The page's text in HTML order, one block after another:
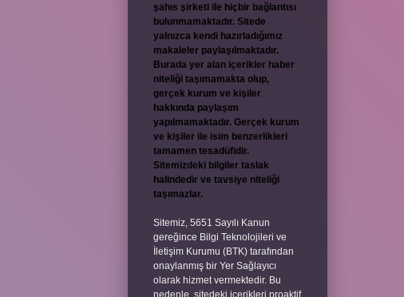
şahıs şirketi ile hiçbir bağlantısı
bulunmamaktadır. Sitede
yalnızca kendi hazırladığımız
makaleler paylaşılmaktadır.
Burada yer alan içerikler haber
niteliği taşımamakta olup,
gerçek kurum ve kişiler
hakkında paylaşım
yapılmamaktadır. Gerçek kurum
ve kişiler ile isim benzerlikleri
tamamen tesadüfidir.
Sitemizdeki bilgiler taslak
halindedir ve tavsiye niteliği
taşımazlar.
Sitemiz, 5651 Sayılı Kanun
gereğince Bilgi Teknolojileri ve
İletişim Kurumu (BTK) tarafından
onaylanmış bir Yer Sağlayıcı
olarak hizmet vermektedir. Bu
nedenle, sitedeki içerikleri proaktif